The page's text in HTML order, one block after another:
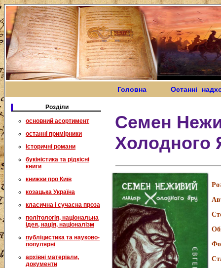
Головна Останні
Розділи
основний асортимент
останні примірники
історичні романи
букіністика та рідкісні
книги
книжки про Київ
козацька Україна
класична і сучасна проза
політологія, національна
ідея, нація, націоналізм
публіцистика та науково-
популярні
архівні матеріали,
документи
Семен
Холодного